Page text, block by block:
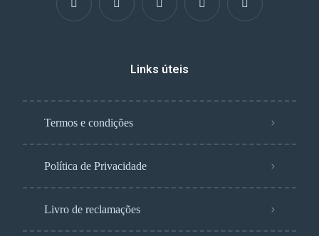
Links úteis
Termos e condições
Política de Privacidade
Livro de reclamações